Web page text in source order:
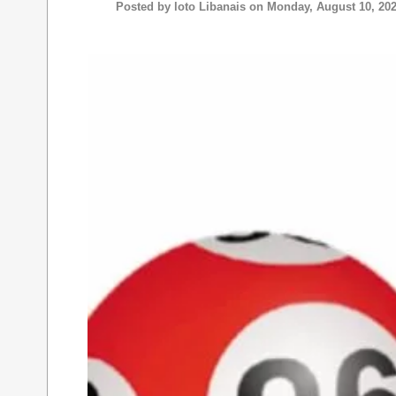
Posted by loto Libanais on Monday, August 10,